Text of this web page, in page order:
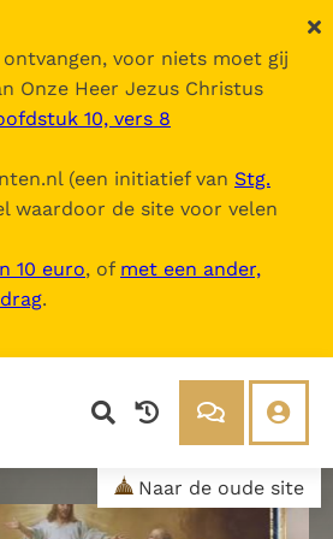
voor niets moet gij
Onze Heer Jezus Christus
10, vers 8
(een initiatief van Stg.
waardoor de site voor velen
10 euro, of met een ander,
.
Over ons
Over RK Documenten
Naar de oude site